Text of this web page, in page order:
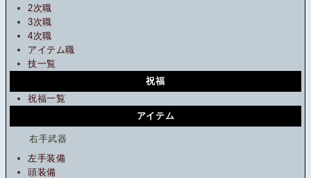
2次職
3次職
4次職
アイテム職
技一覧
祝福
祝福一覧
アイテム
右手武器
左手装備
頭装備